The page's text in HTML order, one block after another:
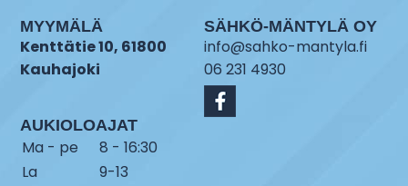
MYYMÄLÄ
Kenttätie 10, 61800
Kauhajoki
AUKIOLOAJAT
Ma - pe
8 - 16:30
La
9-13
SÄHKÖ-MÄNTYLÄ OY
info@sahko-mantyla.fi
06 231 4930